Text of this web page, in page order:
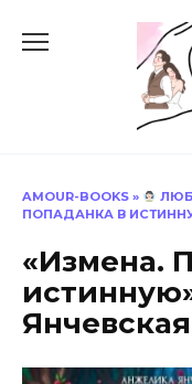
AMOUR-BOOKS »
ПОПАДАНКА В
«Измена.
Янчевская